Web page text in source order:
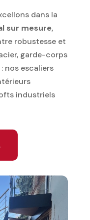
dans la
sur mesure,
robustesse et
garde-corps
nos escaliers
industriels